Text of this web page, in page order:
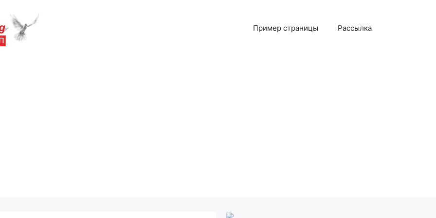
Пример страницы Рассылка